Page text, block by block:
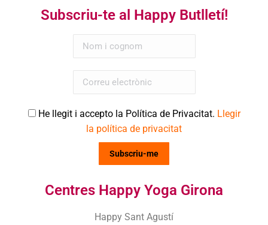
Subscriu-te al Happy Butlletí!
He llegit i accepto la Política de Privacitat. Llegir
la política de privacitat
Centres Happy Yoga Girona
Happy Sant Agustí